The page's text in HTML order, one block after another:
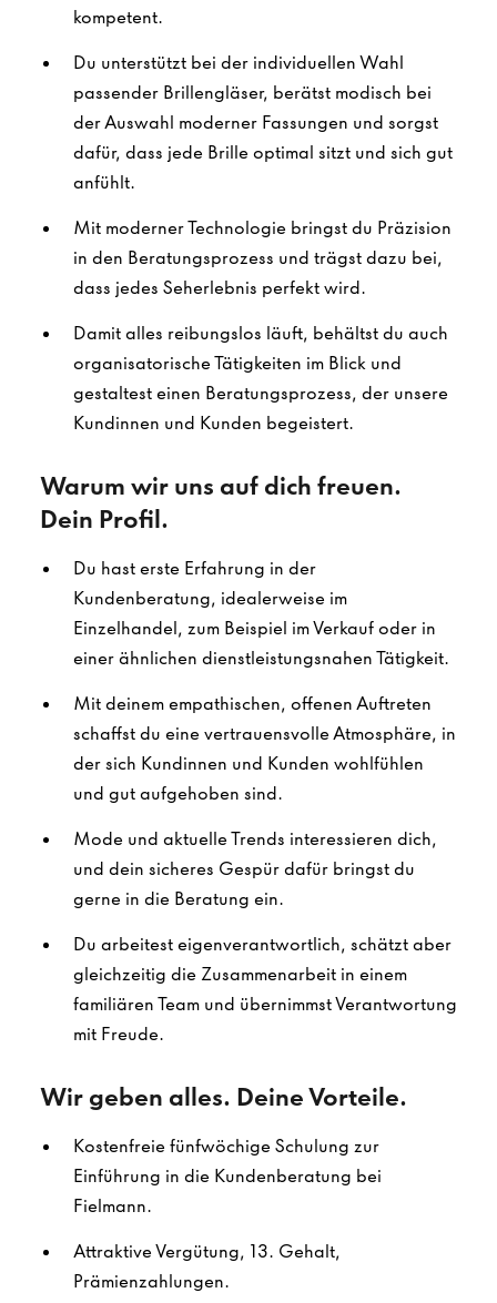
kompetent.
Du unterstützt bei der individuellen Wahl
passender Brillengläser, berätst modisch bei
der Auswahl moderner Fassungen und sorgst
dafür, dass jede Brille optimal sitzt und sich gut
anfühlt.
Mit moderner Technologie bringst du Präzision
in den Beratungsprozess und trägst dazu bei,
dass jedes Seherlebnis perfekt wird.
Damit alles reibungslos läuft, behältst du auch
organisatorische Tätigkeiten im Blick und
gestaltest einen Beratungsprozess, der unsere
Kundinnen und Kunden begeistert.
Warum wir uns auf dich freuen.
Dein Profil.
Du hast erste Erfahrung in der
Kundenberatung, idealerweise im
Einzelhandel, zum Beispiel im Verkauf oder in
einer ähnlichen dienstleistungsnahen Tätigkeit.
Mit deinem empathischen, offenen Auftreten
schaffst du eine vertrauensvolle Atmosphäre, in
der sich Kundinnen und Kunden wohlfühlen
und gut aufgehoben sind.
Mode und aktuelle Trends interessieren dich,
und dein sicheres Gespür dafür bringst du
gerne in die Beratung ein.
Du arbeitest eigenverantwortlich, schätzt aber
gleichzeitig die Zusammenarbeit in einem
familiären Team und übernimmst Verantwortung
mit Freude.
Wir geben alles. Deine Vorteile.
Kostenfreie fünfwöchige Schulung zur
Einführung in die Kundenberatung bei
Fielmann.
Attraktive Vergütung, 13. Gehalt,
Prämienzahlungen.